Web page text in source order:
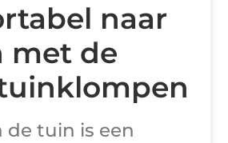
naar
met de
de tuin is een